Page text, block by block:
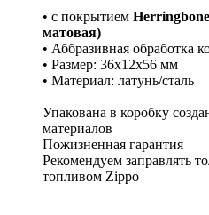
• с покрытием
матовая)
• Аббразивная обработка
• Размер: 36x12x56 мм
• Материал: латунь/сталь
Упакована в коробку
материалов
Пожизненная гарантия
Рекомендуем заправлять
топливом Zippо